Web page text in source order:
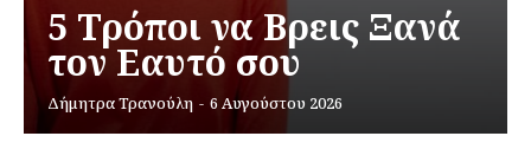
Εγγραφείτε τώρα!
5 Τρόποι να Βρεις Ξανά
τον Εαυτό σου
Δήμητρα Τρανούλη - 6 Αυγούστου 2026